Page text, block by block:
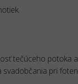
tečúceho potoka
pri